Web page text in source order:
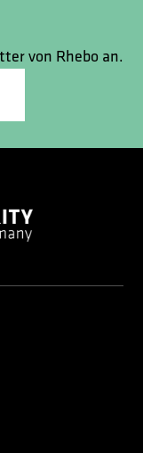
von Rhebo an.